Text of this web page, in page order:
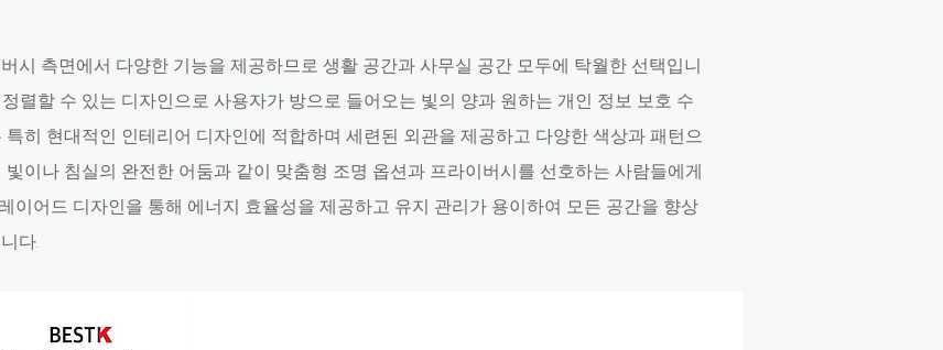
시 측면에서 다양한 기능을 제공하므로 생활 공간과 사무실 공간 모두에 탁월한 선택입니
렬할 수 있는 디자인으로 사용자가 방으로 들어오는 빛의 양과 원하는 개인 정보 보호 수
히 현대적인 인테리어 디자인에 적합하며 세련된 외관을 제공하고 다양한 색상과 패턴으
이나 침실의 완전한 어둠과 같이 맞춤형 조명 옵션과 프라이버시를 선호하는 사람들에게
이어드 디자인을 통해 에너지 효율성을 제공하고 유지 관리가 용이하여 모든 공간을 향상
다.